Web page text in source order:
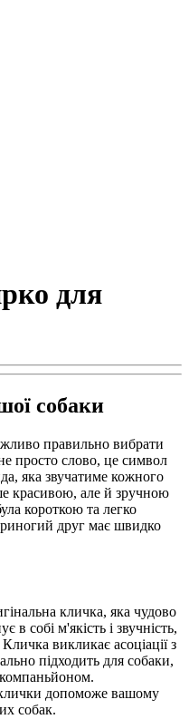
для
собаки
правильно вибрати
просто слово, це символ
яка звучатиме кожного
красивою, але й зручною
короткою та легко
друг має швидко
кличка, яка чудово
в собі м'якість і звучність,
викликає асоціації з
підходить для собаки,
клички допоможе вашому
собак.